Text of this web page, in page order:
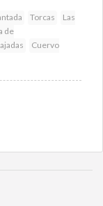
Torcas
Las
de
Cuervo